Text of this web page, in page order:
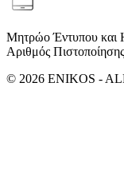
Μητρώο Έντυπου και
Αριθμός
© 2026 ENIKOS -